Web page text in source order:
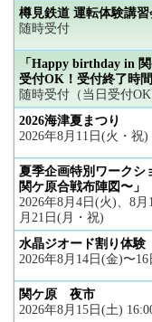
樽見鉄道 運転体験講習
随時受付
「Happy birthday in
受付OK！受付終了時間
随時受付（当日受付OK
2026海津夏まつり
2026年8月11日(火・祝)
夏季企画特別ワークシ
関ケ原合戦布陣図〜」
2026年8月4日(火)、8
月21日(月・祝)
水晶ジオード割り体験
2026年8月14日(金)〜
関ケ原 夜市
2026年8月15日(土)